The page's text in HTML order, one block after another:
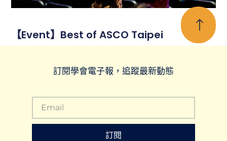
【Event】Best of ASCO Taipei
訂閱學會電子報，追蹤最新動態
訂閱